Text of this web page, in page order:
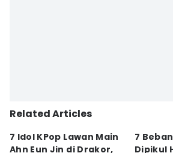
Related Articles
7 Idol KPop Lawan Main
Ahn Eun Jin di Drakor,
7
Dipikul